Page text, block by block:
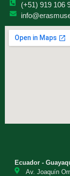
(+51) 919 106
Ecuador -
Av. Joaquín